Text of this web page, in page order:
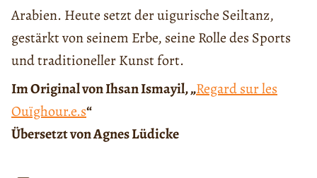
Arabien. Heute setzt der uigurische Seiltanz,
gestärkt von seinem Erbe, seine Rolle des Sports
und traditioneller Kunst fort.
Im Original von Ihsan Ismayil, „Regard sur les
Ouïghour.e.s“
Übersetzt von Agnes Lüdicke